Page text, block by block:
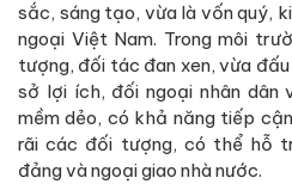
sắc, sáng tạo, vừa là vốn quý,
ngoại Việt Nam. Trong môi
tượng, đối tác đan xen, vừa
sở lợi ích, đối ngoại nhân dân
mềm dẻo, có khả năng tiếp
rãi các đối tượng, có thể hỗ
đảng và ngoại giao nhà nước.